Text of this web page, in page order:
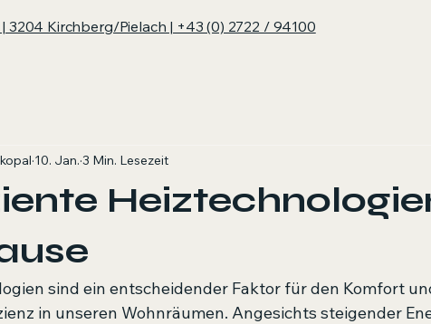
| 3204 Kirchberg/Pielach | +43 (0) 2722 / 94100
10. Jan. 3 Min. Lesezeit
sind ein entscheidender Faktor für den Komfort
in unseren Wohnräumen. Angesichts steigender